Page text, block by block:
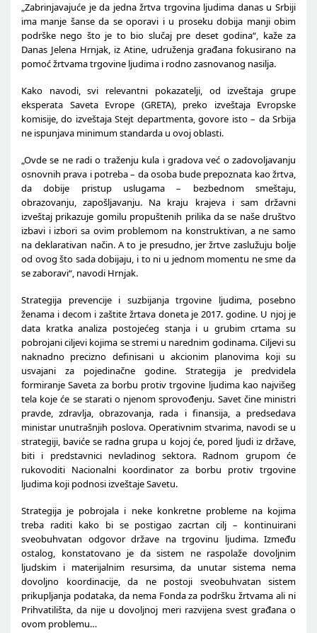
„Zabrinjavajuće je da jedna žrtva trgovina ljudima danas u Srbiji
ima manje šanse da se oporavi i u proseku dobija manji obim
podrške nego što je to bio slučaj pre deset godina“, kaže za
Danas Jelena Hrnjak, iz Atine, udruženja građana fokusirano na
pomoć žrtvama trgovine ljudima i rodno zasnovanog nasilja.
Kako navodi, svi relevantni pokazatelji, od izveštaja grupe
eksperata Saveta Evrope (GRETA), preko izveštaja Evropske
komisije, do izveštaja Stejt departmenta, govore isto – da Srbija
ne ispunjava minimum standarda u ovoj oblasti.
„Ovde se ne radi o traženju kula i gradova već o zadovoljavanju
osnovnih prava i potreba – da osoba bude prepoznata kao žrtva,
da dobije pristup uslugama – bezbednom smeštaju,
obrazovanju, zapošljavanju. Na kraju krajeva i sam državni
izveštaj prikazuje gomilu propuštenih prilika da se naše društvo
izbavi i izbori sa ovim problemom na konstruktivan, a ne samo
na deklarativan način. A to je presudno, jer žrtve zaslužuju bolje
od ovog što sada dobijaju, i to ni u jednom momentu ne sme da
se zaboravi“, navodi Hrnjak.
Strategija prevencije i suzbijanja trgovine ljudima, posebno
ženama i decom i zaštite žrtava doneta je 2017. godine. U njoj je
data kratka analiza postojećeg stanja i u grubim crtama su
pobrojani ciljevi kojima se stremi u narednim godinama. Ciljevi su
naknadno precizno definisani u akcionim planovima koji su
usvajani za pojedinačne godine. Strategija je predvidela
formiranje Saveta za borbu protiv trgovine ljudima kao najvišeg
tela koje će se starati o njenom sprovođenju. Savet čine ministri
pravde, zdravlja, obrazovanja, rada i finansija, a predsedava
ministar unutrašnjih poslova. Operativnim stvarima, navodi se u
strategiji, baviće se radna grupa u kojoj će, pored ljudi iz države,
biti i predstavnici nevladinog sektora. Radnom grupom će
rukovoditi Nacionalni koordinator za borbu protiv trgovine
ljudima koji podnosi izveštaje Savetu.
Strategija je pobrojala i neke konkretne probleme na kojima
treba raditi kako bi se postigao zacrtan cilj – kontinuirani
sveobuhvatan odgovor države na trgovinu ljudima. Između
ostalog, konstatovano je da sistem ne raspolaže dovoljnim
ljudskim i materijalnim resursima, da unutar sistema nema
dovoljno koordinacije, da ne postoji sveobuhvatan sistem
prikupljanja podataka, da nema Fonda za podršku žrtvama ali ni
Prihvatilišta, da nije u dovoljnoj meri razvijena svest građana o
ovom problemu…